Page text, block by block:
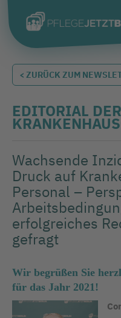
< ZURÜCK ZUM
EDITORIAL
Wachsende
Druck auf
Personal –
erfolgreiches
gefragt
Wir begrüßen Sie
für das Jahr 2021!